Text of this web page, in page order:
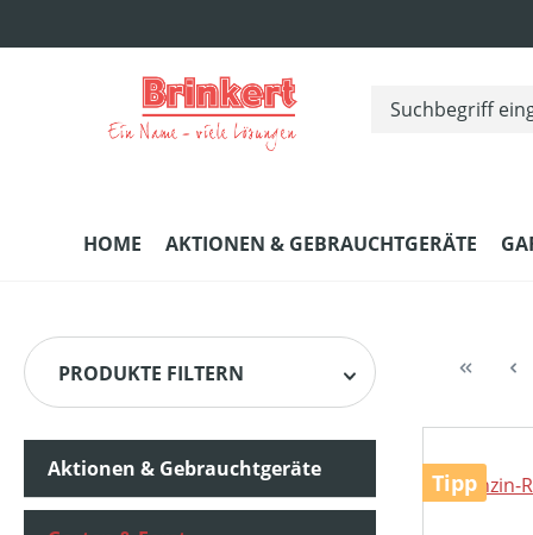
HOME AKTIONEN & GEBRAUCHTGERÄTE
PRODUKTE FILTERN
HERSTELLER
Aktionen & Gebrauchtgeräte Tipp